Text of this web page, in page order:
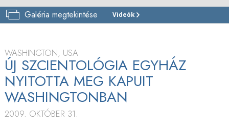
Galéria megtekintése Videók
WASHINGTONI
BEMUTATÓ
MEGNYITÓ
WASHINGTON, USA
ÚJ SZCIENTOLÓGIA EGYHÁZ
NYITOTTA MEG KAPUIT
WASHINGTONBAN
2009. OKTÓBER 31.